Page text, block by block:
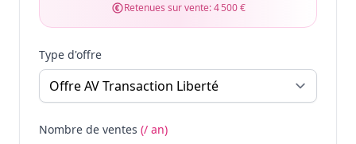
Retenues sur vente:4 500 €
Type d'offre
Nombre de ventes (/ an)